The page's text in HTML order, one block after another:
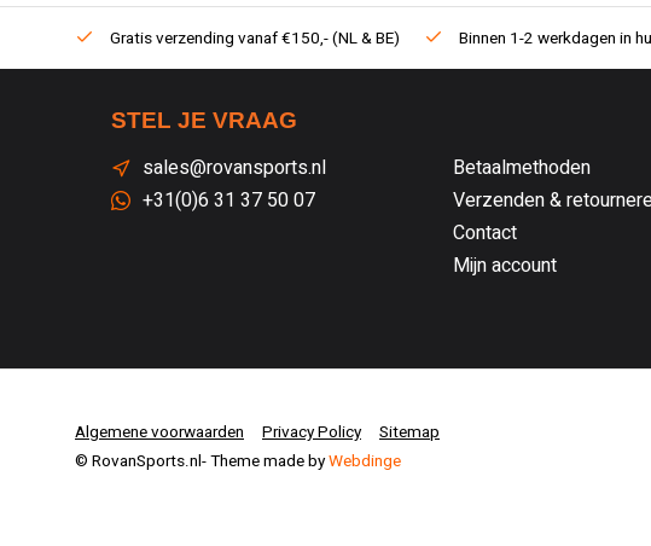
Gratis verzending vanaf €150,- (NL & BE) Binnen 1-2 werkdagen in
STEL JE VRAAG
sales@rovansports.nl
+31(0)6 31 37 50 07
Betaalmethoden
Verzenden &
Contact
Mijn account
Algemene voorwaarden Privacy Policy
Sitemap
© RovanSports.nl- Theme made byWebdinge